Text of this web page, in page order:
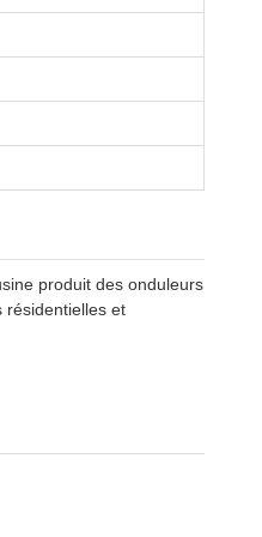
produit des onduleurs
résidentielles et